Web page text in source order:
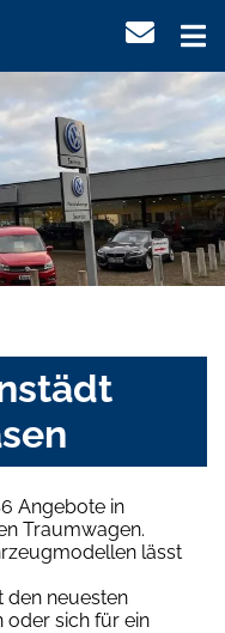
Angebote in
Traumwagen.
lässt
den neuesten
oder sich für ein